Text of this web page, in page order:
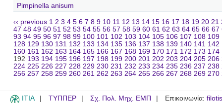
Pimpinella anisum
‹‹ previous 1 2 3 4 5 6 7 8 9 10 11 12 13 14 15 16 17 18 19 20 21
47 48 49 50 51 52 53 54 55 56 57 58 59 60 61 62 63 64 65 66 67
93 94 95 96 97 98 99 100 101 102 103 104 105 106 107 108 109
128 129 130 131 132 133 134 135 136 137 138 139 140 141 142
160 161 162 163 164 165 166 167 168 169 170 171 172 173 174
192 193 194 195 196 197 198 199 200 201 202 203 204 205 206
224 225 226 227 228 229 230 231 232 233 234 235 236 237 238
256 257 258 259 260 261 262 263 264 265 266 267 268 269 270
ITIA ΤΥΠΠΕΡ Σχ. Πολ. Μηχ. ΕΜΠ Επικοινωνία: